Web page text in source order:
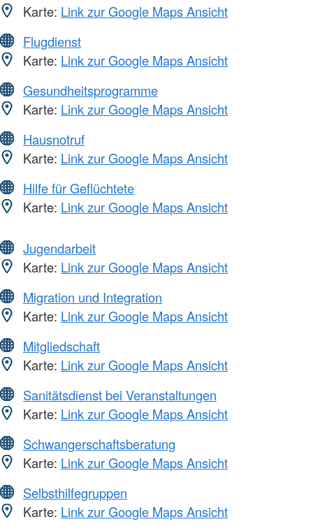
Karte: Link zur Google Maps Ansicht
Flugdienst
Karte: Link zur Google Maps Ansicht
Gesundheitsprogramme
Karte: Link zur Google Maps Ansicht
Hausnotruf
Karte: Link zur Google Maps Ansicht
Hilfe für Geflüchtete
Karte: Link zur Google Maps Ansicht
Jugendarbeit
Karte: Link zur Google Maps Ansicht
Migration und Integration
Karte: Link zur Google Maps Ansicht
Mitgliedschaft
Karte: Link zur Google Maps Ansicht
Sanitätsdienst bei Veranstaltungen
Karte: Link zur Google Maps Ansicht
Schwangerschaftsberatung
Karte: Link zur Google Maps Ansicht
Selbsthilfegruppen
Karte: Link zur Google Maps Ansicht